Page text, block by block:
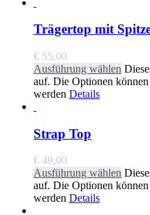
Trägertop mit
€ 55,00
Ausführung wählen
auf. Die Optionen
werden Details
Strap Top
€ 49,00
Ausführung wählen
auf. Die Optionen
werden Details